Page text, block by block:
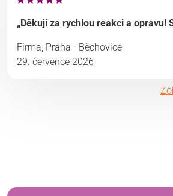
„Děkuji za rychlou reakci a opravu!
Firma, Praha - Běchovice
29. července 2026